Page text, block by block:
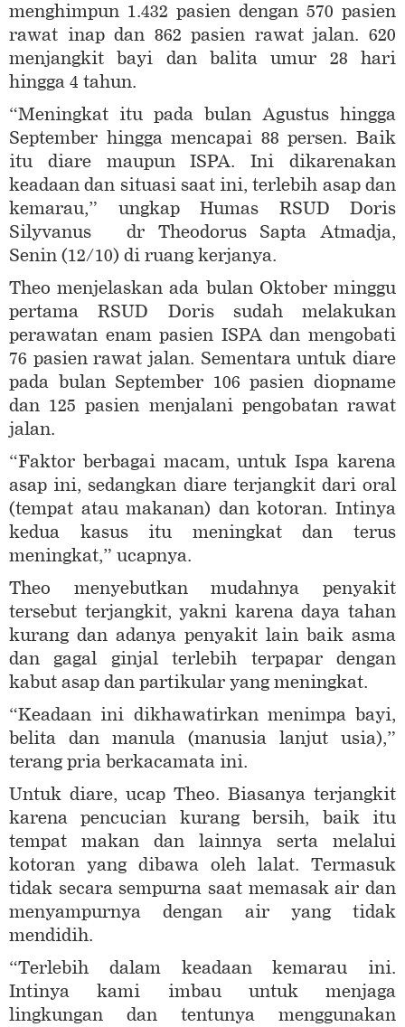
menghimpun 1.432 pasien dengan 570 pasien
rawat inap dan 862 pasien rawat jalan. 620
menjangkit bayi dan balita umur 28 hari
hingga 4 tahun.
“Meningkat itu pada bulan Agustus hingga
September hingga mencapai 88 persen. Baik
itu diare maupun ISPA. Ini dikarenakan
keadaan dan situasi saat ini, terlebih asap dan
kemarau,” ungkap Humas RSUD Doris
Silyvanus dr Theodorus Sapta Atmadja,
Senin (12/10) di ruang kerjanya.
Theo menjelaskan ada bulan Oktober minggu
pertama RSUD Doris sudah melakukan
perawatan enam pasien ISPA dan mengobati
76 pasien rawat jalan. Sementara untuk diare
pada bulan September 106 pasien diopname
dan 125 pasien menjalani pengobatan rawat
jalan.
“Faktor berbagai macam, untuk Ispa karena
asap ini, sedangkan diare terjangkit dari oral
(tempat atau makanan) dan kotoran. Intinya
kedua kasus itu meningkat dan terus
meningkat,” ucapnya.
Theo menyebutkan mudahnya penyakit
tersebut terjangkit, yakni karena daya tahan
kurang dan adanya penyakit lain baik asma
dan gagal ginjal terlebih terpapar dengan
kabut asap dan partikular yang meningkat.
“Keadaan ini dikhawatirkan menimpa bayi,
belita dan manula (manusia lanjut usia),”
terang pria berkacamata ini.
Untuk diare, ucap Theo. Biasanya terjangkit
karena pencucian kurang bersih, baik itu
tempat makan dan lainnya serta melalui
kotoran yang dibawa oleh lalat. Termasuk
tidak secara sempurna saat memasak air dan
menyampurnya dengan air yang tidak
mendidih.
“Terlebih dalam keadaan kemarau ini.
Intinya kami imbau untuk menjaga
lingkungan dan tentunya menggunakan